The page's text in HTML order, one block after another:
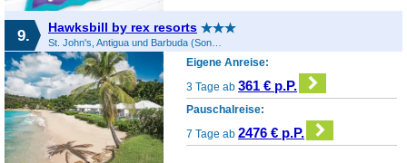
9. Hawksbill by rex resorts
St. John's, Antigua und Barbuda (Sonstiges), Antigua und Barbuda
Eigene Anreise:
3 Tage ab361 € p.P.
Pauschalreise:
7 Tage ab2476 € p.P.